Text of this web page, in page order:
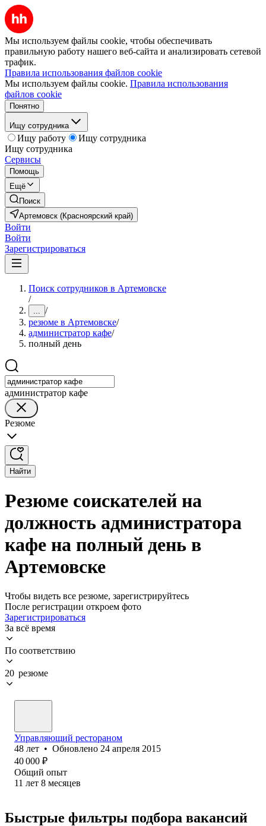
Мы используем файлы cookie, чтобы обеспечивать
правильную работу нашего веб-сайта и анализировать сетевой
трафик.
Правила использования файлов cookie
Мы используем файлы cookie. Правила использования
файлов cookie
Понятно
Ищу сотрудника
Ищу работу
Ищу сотрудника
Ищу сотрудника
Сервисы
Помощь
Ещё
Поиск
Артемовск (Красноярский край)
Войти
Войти
Зарегистрироваться
Поиск сотрудников в Артемовске
/
... /
резюме в Артемовске/
администратор кафе/
полный день
администратор кафе
Резюме
Найти
Резюме соискателей на
должность администратора
кафе на полный день в
Артемовске
Чтобы видеть все резюме, зарегистрируйтесь
После регистрации откроем фото
Зарегистрироваться
За всё время
По соответствию
20 резюме
Управляющий рестораном
48 лет • Обновлено 24 апреля 2015
40 000 ₽
Общий опыт
11 лет 8 месяцев
Быстрые фильтры подбора вакансий